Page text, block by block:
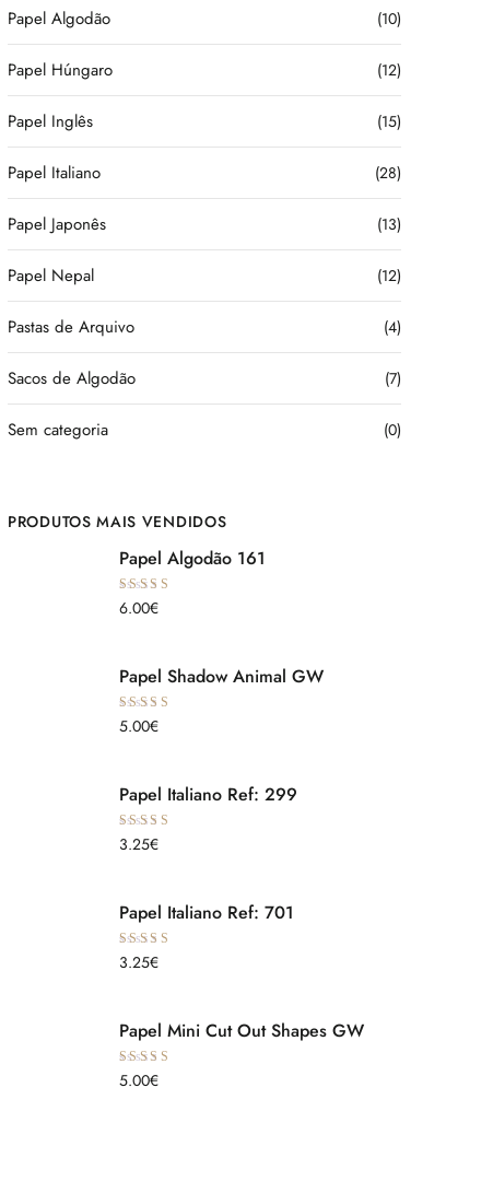
Papel Algodão (10)
Papel Húngaro (12)
Papel Inglês (15)
Papel Italiano (28)
Papel Japonês (13)
Papel Nepal (12)
Pastas de Arquivo (4)
Sacos de Algodão (7)
Sem categoria (0)
PRODUTOS MAIS VENDIDOS
Papel Algodão 161
Avaliação
5.00de 5
6.00€
Papel Shadow Animal GW
Avaliação
5.00de 5
5.00€
Papel Italiano Ref: 299
Avaliação
5.00de 5
3.25€
Papel Italiano Ref: 701
Avaliação
5.00de 5
3.25€
Papel Mini Cut Out Shapes GW
Avaliação
5.00de 5
5.00€